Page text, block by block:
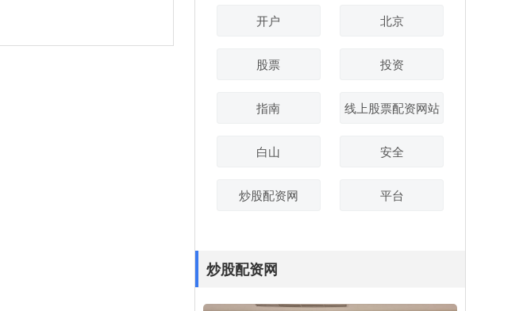
开户 北京
股票 投资
指南 线上股票配资网站
白山 安全
炒股配资网 平台
炒股配资网